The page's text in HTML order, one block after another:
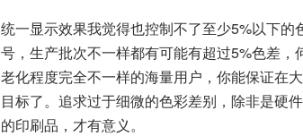
统一显示效果我觉得也控制不了至少5%以下
号，生产批次不一样都有可能有超过5%色差
老化程度完全不一样的海量用户，你能保证在
目标了。追求过于细微的色彩差别，除非是硬
的印刷品，才有意义。